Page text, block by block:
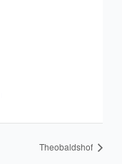
Theobaldshof